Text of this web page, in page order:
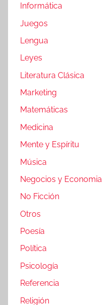
Informática
Juegos
Lengua
Leyes
Literatura Clásica
Marketing
Matemáticas
Medicina
Mente y Espíritu
Música
Negocios y Economia
No Ficción
Otros
Poesía
Política
Psicología
Referencia
Religión